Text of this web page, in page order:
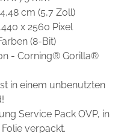
cm (5,7 Zoll)
x 2560 Pixel
(8-Bit)
- Corning® Gorilla®
in einem unbenutzten
Service Pack OVP, in
verpackt.